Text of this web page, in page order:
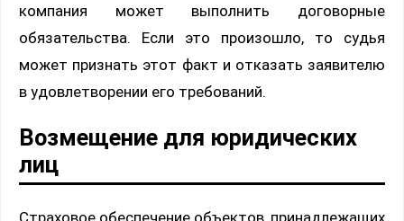
компания может выполнить договорные
обязательства. Если это произошло, то судья
может признать этот факт и отказать заявителю
в удовлетворении его требований.
Возмещение для юридических
лиц